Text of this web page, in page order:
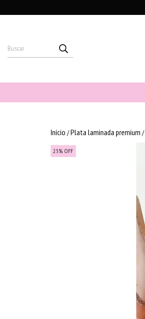
Inicio /Plata laminada premium /
25% OFF